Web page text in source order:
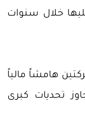
خلال سنوات
هامشاً مالياً
تحديات كبرى